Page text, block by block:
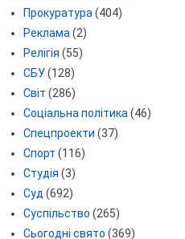
Прокуратура (404)
Реклама (2)
Релігія (55)
СБУ(128)
Світ (286)
Соціальна політика (46)
Спецпроекти (37)
Спорт (116)
Студія (3)
Суд (692)
Суспільство (265)
Сьогодні свято (369)